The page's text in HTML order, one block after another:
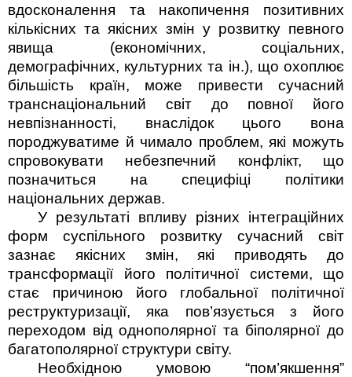
вдосконалення та накопичення позитивних
кількісних та якісних змін у розвитку певного
явища (економічних, соціальних,
демографічних, культурних та ін.), що охоплює
більшість країн, може привести сучасний
транснаціональний світ до повної його
невпізнанності, внаслідок цього вона
породжуватиме й чимало проблем, які можуть
спровокувати небезпечний конфлікт, що
позначиться на специфіці політики
національних держав.
У результаті впливу різних інтеграційних
форм суспільного розвитку сучасний світ
зазнає якісних змін, які приводять до
трансформації його політичної системи, що
стає причиною його глобальної політичної
реструктуризації, яка пов’язується з його
переходом від однополярної та біполярної до
багатополярної структури світу.
Необхідною умовою “пом’якшення”